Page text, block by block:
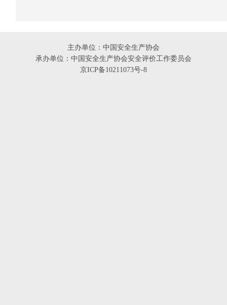
主办单位：中国安全生产协会
承办单位：中国安全生产协会安全评价工作委员会
京ICP备10211073号-8